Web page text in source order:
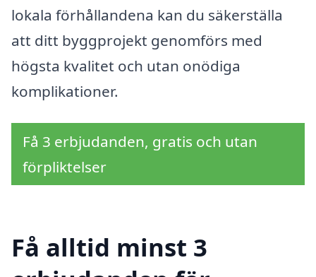
lokala förhållandena kan du säkerställa
att ditt byggprojekt genomförs med
högsta kvalitet och utan onödiga
komplikationer.
Få 3 erbjudanden, gratis och utan
förpliktelser
Få alltid minst 3